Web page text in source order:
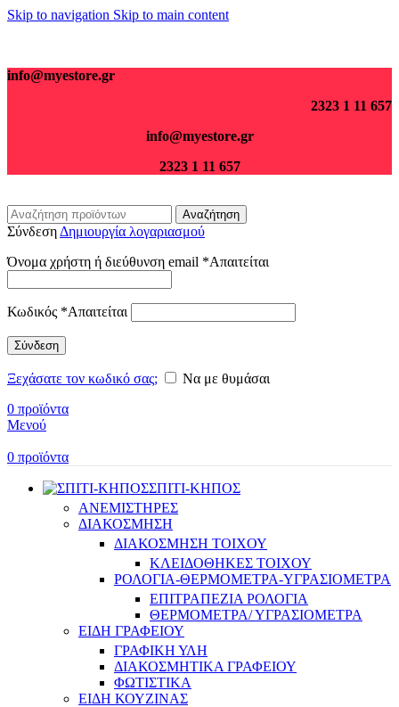
Skip to navigation Skip to main content
info@myestore.gr
2323 1 11 657
info@myestore.gr
2323 1 11 657
Αναζήτηση
Σύνδεση Δημιουργία λογαριασμού
Όνομα χρήστη ή διεύθυνση email *Απαιτείται
Κωδικός *Απαιτείται
Σύνδεση
Ξεχάσατε τον κωδικό σας;
Να με θυμάσαι
0 προϊόντα
Μενού
0 προϊόντα
ΣΠΙΤΙ-ΚΗΠΟΣ
ΑΝΕΜΙΣΤΗΡΕΣ
ΔΙΑΚΟΣΜΗΣΗ
ΔΙΑΚΟΣΜΗΣΗ ΤΟΙΧΟΥ
ΚΛΕΙΔΟΘΗΚΕΣ ΤΟΙΧΟΥ
ΡΟΛΟΓΙΑ-ΘΕΡΜΟΜΕΤΡΑ-ΥΓΡΑΣΙΟΜΕΤΡΑ
ΕΠΙΤΡΑΠΕΖΙΑ ΡΟΛΟΓΙΑ
ΘΕΡΜΟΜΕΤΡΑ/ ΥΓΡΑΣΙΟΜΕΤΡΑ
ΕΙΔΗ ΓΡΑΦΕΙΟΥ
ΓΡΑΦΙΚΗ ΥΛΗ
ΔΙΑΚΟΣΜΗΤΙΚΑ ΓΡΑΦΕΙΟΥ
ΦΩΤΙΣΤΙΚΑ
ΕΙΔΗ ΚΟΥΖΙΝΑΣ